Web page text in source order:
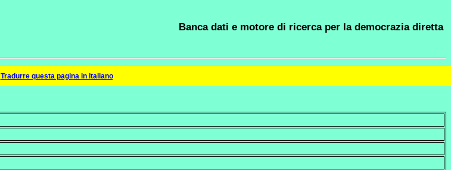
Banca dati e motore di ricerca per la democrazia diretta
Tradurre questa pagina in italiano